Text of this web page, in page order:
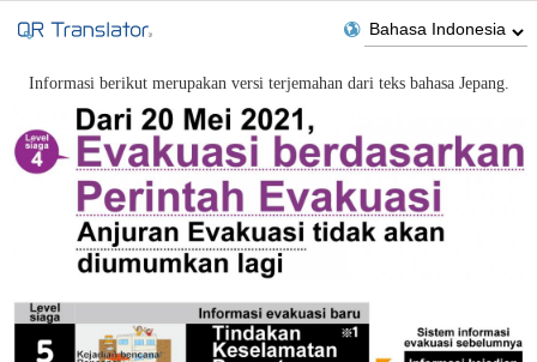
Informasi berikut merupakan versi terjemahan dari teks bahasa Jepang.